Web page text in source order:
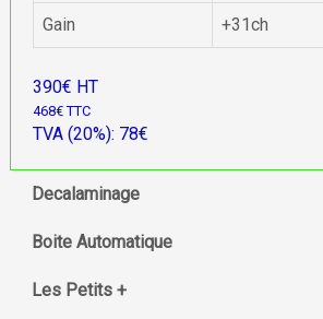
Gain +31ch
390€ HT
468€ TTC
TVA (20%): 78€
Decalaminage
Boite Automatique
Les Petits +